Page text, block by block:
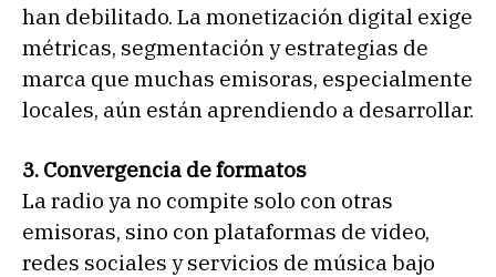
han debilitado. La monetización digital exige
métricas, segmentación y estrategias de
marca que muchas emisoras, especialmente
locales, aún están aprendiendo a desarrollar.
3. Convergencia de formatos
La radio ya no compite solo con otras
emisoras, sino con plataformas de video,
redes sociales y servicios de música bajo